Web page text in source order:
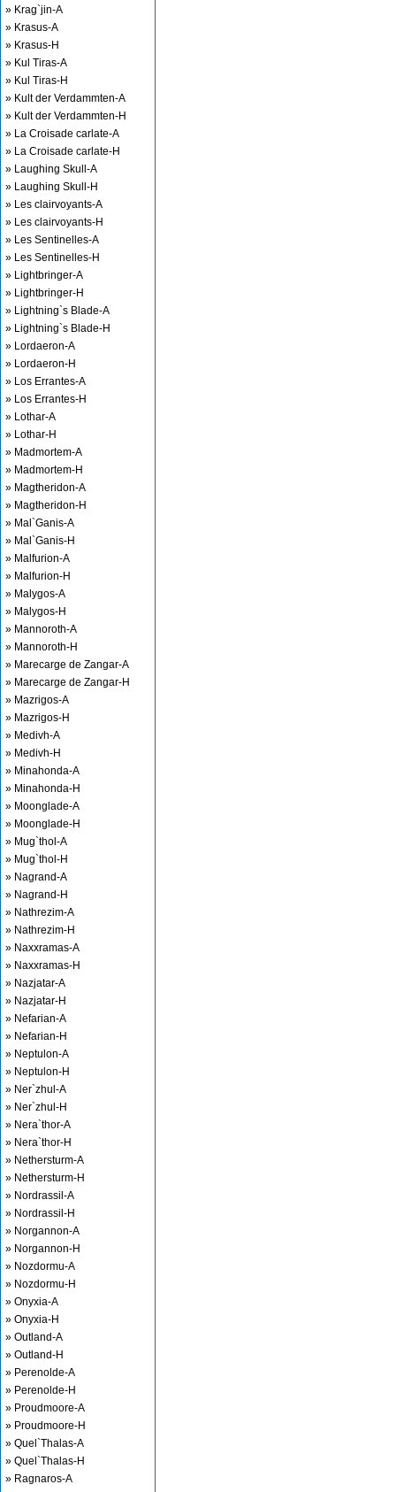
» Krag`jin-A
» Krasus-A
» Krasus-H
» Kul Tiras-A
» Kul Tiras-H
» Kult der Verdammten-A
» Kult der Verdammten-H
» La Croisade carlate-A
» La Croisade carlate-H
» Laughing Skull-A
» Laughing Skull-H
» Les clairvoyants-A
» Les clairvoyants-H
» Les Sentinelles-A
» Les Sentinelles-H
» Lightbringer-A
» Lightbringer-H
» Lightning`s Blade-A
» Lightning`s Blade-H
» Lordaeron-A
» Lordaeron-H
» Los Errantes-A
» Los Errantes-H
» Lothar-A
» Lothar-H
» Madmortem-A
» Madmortem-H
» Magtheridon-A
» Magtheridon-H
» Mal`Ganis-A
» Mal`Ganis-H
» Malfurion-A
» Malfurion-H
» Malygos-A
» Malygos-H
» Mannoroth-A
» Mannoroth-H
» Marecarge de Zangar-A
» Marecarge de Zangar-H
» Mazrigos-A
» Mazrigos-H
» Medivh-A
» Medivh-H
» Minahonda-A
» Minahonda-H
» Moonglade-A
» Moonglade-H
» Mug`thol-A
» Mug`thol-H
» Nagrand-A
» Nagrand-H
» Nathrezim-A
» Nathrezim-H
» Naxxramas-A
» Naxxramas-H
» Nazjatar-A
» Nazjatar-H
» Nefarian-A
» Nefarian-H
» Neptulon-A
» Neptulon-H
» Ner`zhul-A
» Ner`zhul-H
» Nera`thor-A
» Nera`thor-H
» Nethersturm-A
» Nethersturm-H
» Nordrassil-A
» Nordrassil-H
» Norgannon-A
» Norgannon-H
» Nozdormu-A
» Nozdormu-H
» Onyxia-A
» Onyxia-H
» Outland-A
» Outland-H
» Perenolde-A
» Perenolde-H
» Proudmoore-A
» Proudmoore-H
» Quel`Thalas-A
» Quel`Thalas-H
» Ragnaros-A